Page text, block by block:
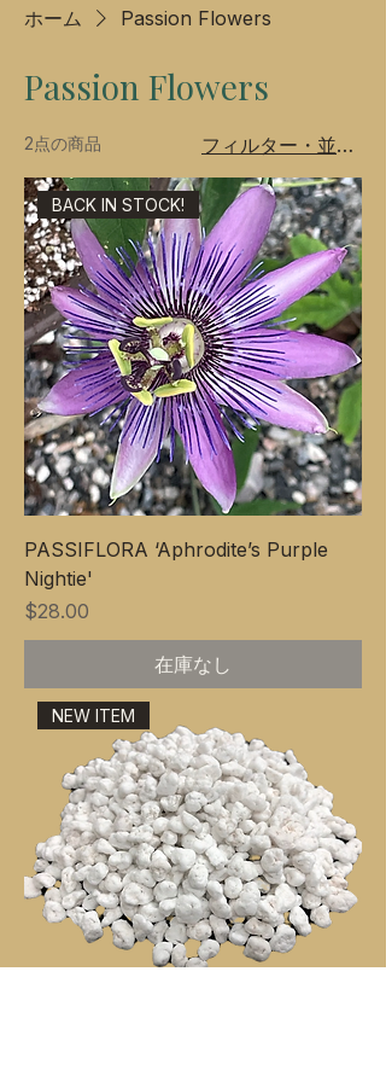
ホーム Passion Flowers
Passion Flowers
2点の商品 フィルター・並び替え
BACK IN STOCK!
PASSIFLORA ‘Aphrodite’s Purple
Nightie'
価格
$28.00
在庫なし
NEW ITEM